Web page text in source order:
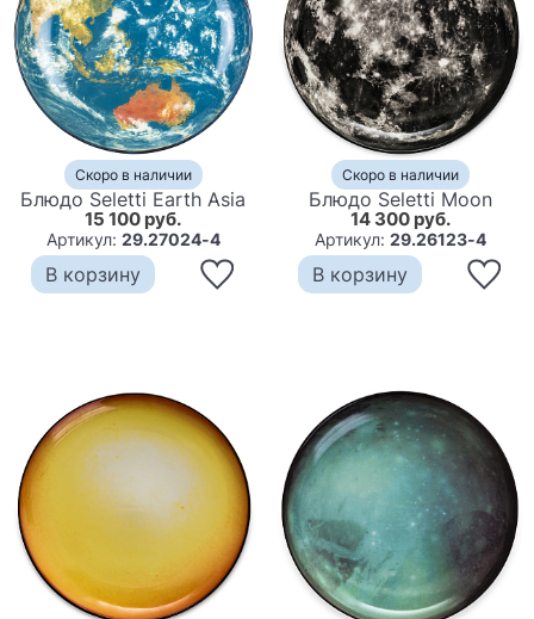
Скоро в наличии
Блюдо Seletti Earth Asia
15 100 руб.
Артикул: 29.27024-4
В корзину
Скоро в наличии
Блюдо Seletti Moon
14 300 руб.
Артикул:29.26123-4
В корзину